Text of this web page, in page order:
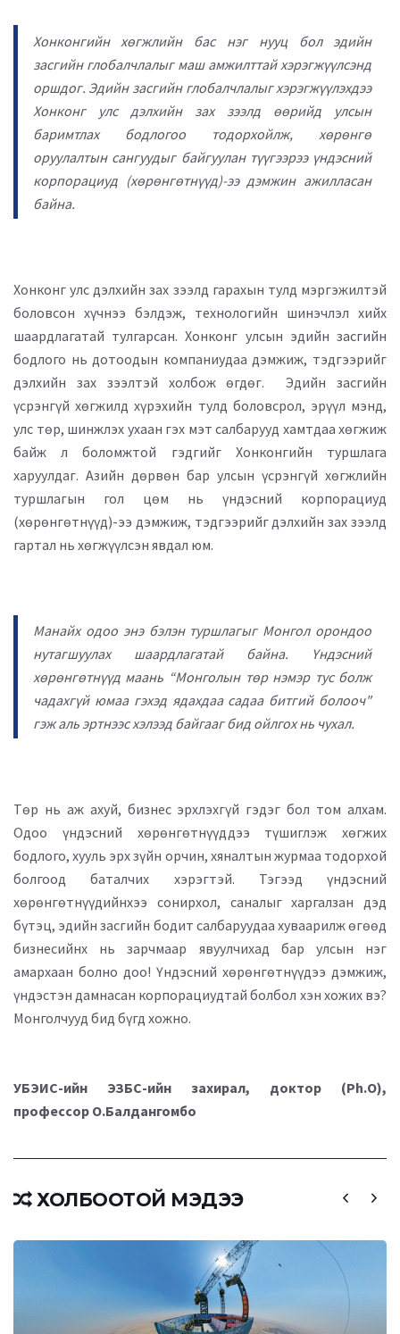
Хонконгийн хөгжлийн бас нэг нууц бол эдийн
засгийн глобалчлалыг маш амжилттай хэрэгжүүлсэнд
оршдог. Эдийн засгийн глобалчлалыг хэрэгжүүлэхдээ
Хонконг улс дэлхийн зах зээлд өөрийд улсын
баримтлах бодлогоо тодорхойлж, хөрөнгө
оруулалтын сангуудыг байгуулан түүгээрээ үндэсний
корпорациуд (хөрөнгөтнүүд)-ээ дэмжин ажилласан
байна.
Хонконг улс дэлхийн зах зээлд гарахын тулд мэргэжилтэй
боловсон хүчнээ бэлдэж, технологийн шинэчлэл хийх
шаардлагатай тулгарсан. Хонконг улсын эдийн засгийн
бодлого нь дотоодын компаниудаа дэмжиж, тэдгээрийг
дэлхийн зах зээлтэй холбож өгдөг. Эдийн засгийн
үсрэнгүй хөгжилд хүрэхийн тулд боловсрол, эрүүл мэнд,
улс төр, шинжлэх ухаан гэх мэт салбарууд хамтдаа хөгжиж
байж л боломжтой гэдгийг Хонконгийн туршлага
харуулдаг. Азийн дөрвөн бар улсын үсрэнгүй хөгжлийн
туршлагын гол цөм нь үндэсний корпорациуд
(хөрөнгөтнүүд)-ээ дэмжиж, тэдгээрийг дэлхийн зах зээлд
гартал нь хөгжүүлсэн явдал юм.
Манайх одоо энэ бэлэн туршлагыг Монгол орондоо
нутагшуулах шаардлагатай байна. Үндэсний
хөрөнгөтнүүд маань “Монголын төр нэмэр тус болж
чадахгүй юмаа гэхэд ядахдаа садаа битгий болооч"
гэж аль эртнээс хэлээд байгааг бид ойлгох нь чухал.
Төр нь аж ахуй, бизнес эрхлэхгүй гэдэг бол том алхам.
Одоо үндэсний хөрөнгөтнүүддээ түшиглэж хөгжих
бодлого, хууль эрх зүйн орчин, хяналтын журмаа тодорхой
болгоод баталчих хэрэгтэй. Тэгээд үндэсний
хөрөнгөтнүүдийнхээ сонирхол, саналыг харгалзан дэд
бүтэц, эдийн засгийн бодит салбаруудаа хуваарилж өгөөд
бизнесийнх нь зарчмаар явуулчихад бар улсын нэг
амархаан болно доо! Үндэсний хөрөнгөтнүүдээ дэмжиж,
үндэстэн дамнасан корпорациудтай болбол хэн хожих вэ?
Монголчууд бид бүгд хожно.
УБЭИС-ийн ЭЗБС-ийн захирал, доктор (Рh.О),
профессор О.Балдангомбо
ХОЛБООТОЙ МЭДЭЭ